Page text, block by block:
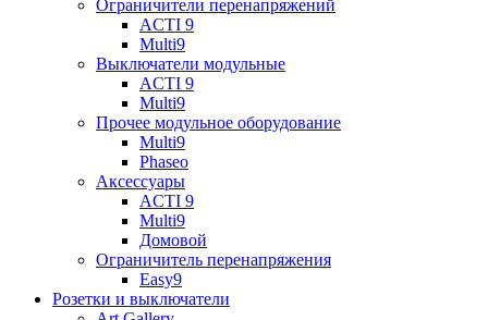
Ограничители перенапряжений
ACTI 9
Multi9
Выключатели модульные
ACTI 9
Multi9
Прочее модульное оборудование
Multi9
Phaseo
Аксессуары
ACTI 9
Multi9
Домовой
Ограничитель перенапряжения
Easy9
Розетки и выключатели